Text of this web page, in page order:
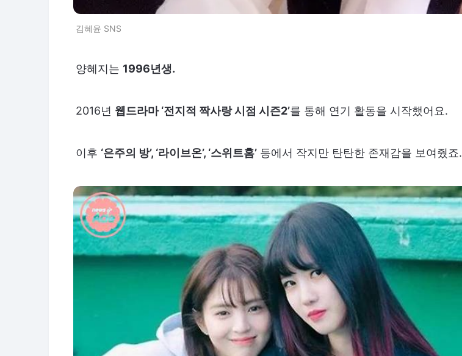
김혜윤 SNS
양혜지는 1996년생.
2016년 웹드라마 ‘전지적 짝사랑 시점 시즌2’를 통해 연기 활동을 시작했어요.
이후 ‘은주의 방’, ‘라이브온’, ‘스위트홈’ 등에서 작지만 탄탄한 존재감을 보여줬죠.